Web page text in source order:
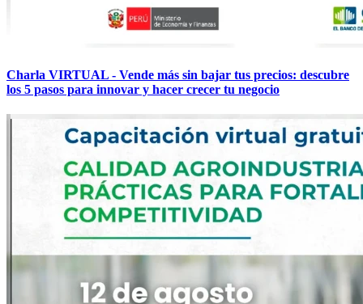
Charla VIRTUAL - Vende más sin bajar tus precios: descubre
los 5 pasos para innovar y hacer crecer tu negocio